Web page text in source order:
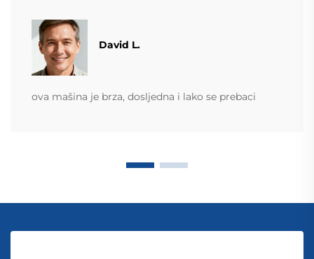
David L.
ova mašina je brza, dosljedna i lako se prebaci